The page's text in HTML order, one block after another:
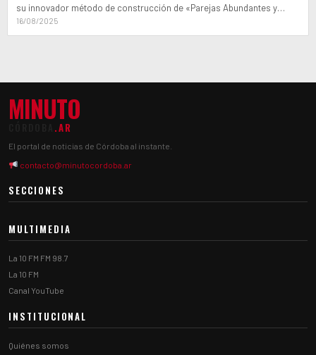
su innovador método de construcción de «Parejas Abundantes y
Conscientes»,…
16/08/2025
MINUTO
.AR
El portal de noticias de Córdoba al instante.
contacto@minutocordoba.ar
SECCIONES
MULTIMEDIA
La 10 FM FM 98.7
La 10 FM
Canal YouTube
INSTITUCIONAL
Quiénes somos